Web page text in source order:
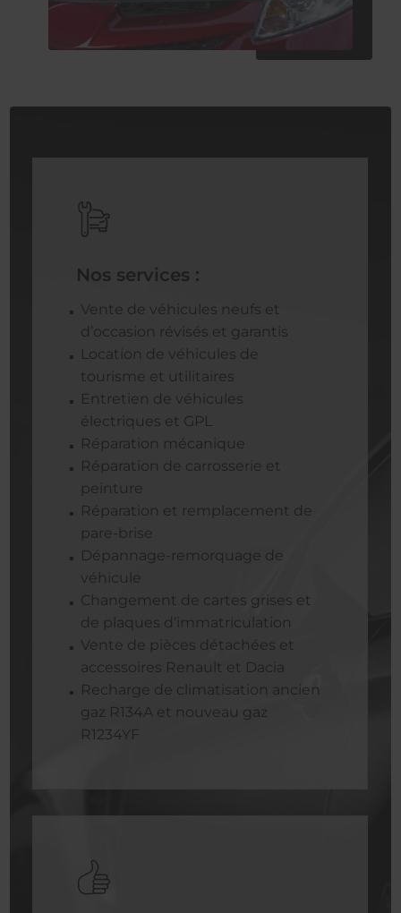
Nos services :
Vente de véhicules neufs et
d’occasion révisés et garantis
Location de véhicules de
tourisme et utilitaires
Entretien de véhicules
électriques et GPL
Réparation mécanique
Réparation de carrosserie et
peinture
Réparation et remplacement de
pare-brise
Dépannage-remorquage de
véhicule
Changement de cartes grises et
de plaques d’immatriculation
Vente de pièces détachées et
accessoires Renault et Dacia
Recharge de climatisation ancien
gaz R134A et nouveau gaz
R1234YF